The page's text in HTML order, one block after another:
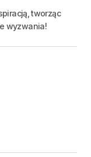
tworząc
wyzwania!